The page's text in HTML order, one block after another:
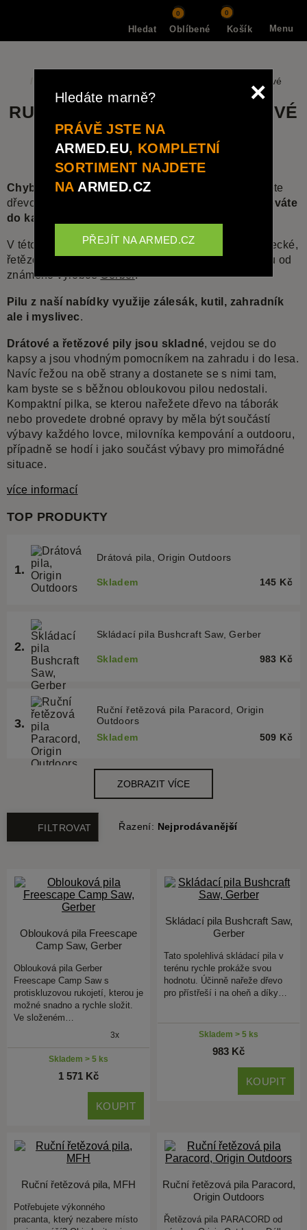
Menu
Hledat
0
Oblíbené Košík
0
Ruční pily - řetězové a obloukové
RUČNÍ ŘETĚZOVÉ A OBLOUKOVÉ
PILY NA DŘEVO
Chybí ve vaší výbavě ruční pilka
, se kterou pořežete
dřevo, plast i zvířecí kosti a přesto ji
pohodlně schováte
do kapsy
V této kategorii vám nabídneme kompaktní ruční lovecké,
řetězové i drátové pilky, nebo třeba i obloukovou pilu od
známého výrobceGerber.
Pilu z naší nabídky využije zálesák, kutil, zahradník
ale i myslivec.
Drátové a řetězové pily jsou skladné, vejdou se do
kapsy a jsou vhodným pomocníkem na zahradu i do lesa.
Navíc řežou na obě strany a dostanete se s nimi tam,
kam byste se s běžnou obloukovou pilou nedostali.
Kompaktní pilka, se kterou nařežete dřevo na táborák
nebo provedete drobné opravy by měla být součástí
výbavy každého lovce, milovníka kempování a outdooru,
případně se hodí i jako součást výbavy pro mimořádné
situace.
více informací
FILTROVAT Řazení: Nejprodávanější
Oblouková pila Freescape
Camp Saw, Gerber
Oblouková pila Gerber
Freescape Camp Saw s
protiskluzovou rukojetí, kterou je
možné snadno a rychle složit.
Ve složeném…
3x
Skladem > 5 ks
1 571 Kč
KOUPIT
Skládací pila Bushcraft Saw,
Gerber
Tato spolehlivá skládací pila v
terénu rychle prokáže svou
hodnotu. Účinně nařeže dřevo
pro přístřeší i na oheň a díky…
Skladem > 5 ks
983 Kč
KOUPIT
Ruční řetězová pila, MFH
Potřebujete výkonného
pracanta, který nezabere místo
Ruční řetězová pila Paracord,
Origin Outdoors
Řetězová pila PARACORD od
×
Hledáte marně?
PRÁVĚ JSTE NA
ARMED.EU, KOMPLETNÍ
SORTIMENT NAJDETE
NA ARMED.CZ
PŘEJÍT NA ARMED.CZ